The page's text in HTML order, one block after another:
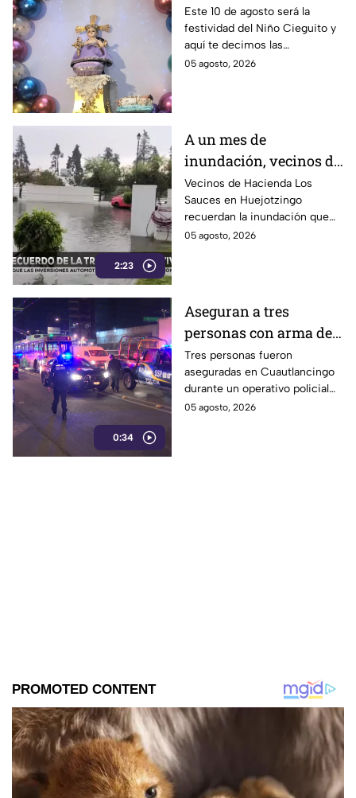
habrá por la festividad
del Niño Cieguito en
Puebla
Este 10 de agosto será la
festividad del Niño Cieguito y
aquí te decimos las
actividades que se llevarán a
05 agosto, 2026
2:23
A un mes de
inundación, vecinos de
Hacienda Los Sauces
reconstruyen sus
hogares
Vecinos de Hacienda Los
Sauces en Huejotzingo
recuerdan la inundación que
afectó sus viviendas hace un
05 agosto, 2026
0:34
Aseguran a tres
personas con arma de
fuego tras robo de
camioneta en
Cuautlancingo
Tres personas fueron
aseguradas en Cuautlancingo
durante un operativo policial
en Trinidad Sanctorum, donde
05 agosto, 2026